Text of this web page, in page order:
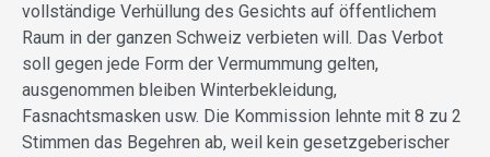
vollständige Verhüllung des Gesichts auf öffentlichem
Raum in der ganzen Schweiz verbieten will. Das Verbot
soll gegen jede Form der Vermummung gelten,
ausgenommen bleiben Winterbekleidung,
Fasnachtsmasken usw. Die Kommission lehnte mit 8 zu 2
Stimmen das Begehren ab, weil kein gesetzgeberischer